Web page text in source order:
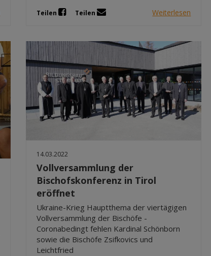
Teilen Teilen Weiterlesen
14.03.2022
Vollversammlung der
Bischofskonferenz in Tirol
eröffnet
Ukraine-Krieg Hauptthema der viertägigen
Vollversammlung der Bischöfe -
Coronabedingt fehlen Kardinal Schönborn
sowie die Bischöfe Zsifkovics und
Leichtfried